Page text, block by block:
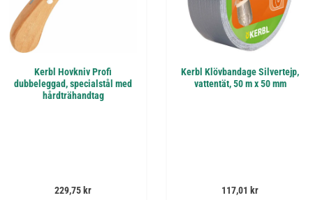
Kerbl Hovkniv Profi
dubbeleggad, specialstål med
hårdträhandtag
Ordinarie pris:
229,75 kr
Kerbl Klövbandage Silvertejp,
vattentät, 50 m x 50 mm
Ordinarie pris:
117,01 kr